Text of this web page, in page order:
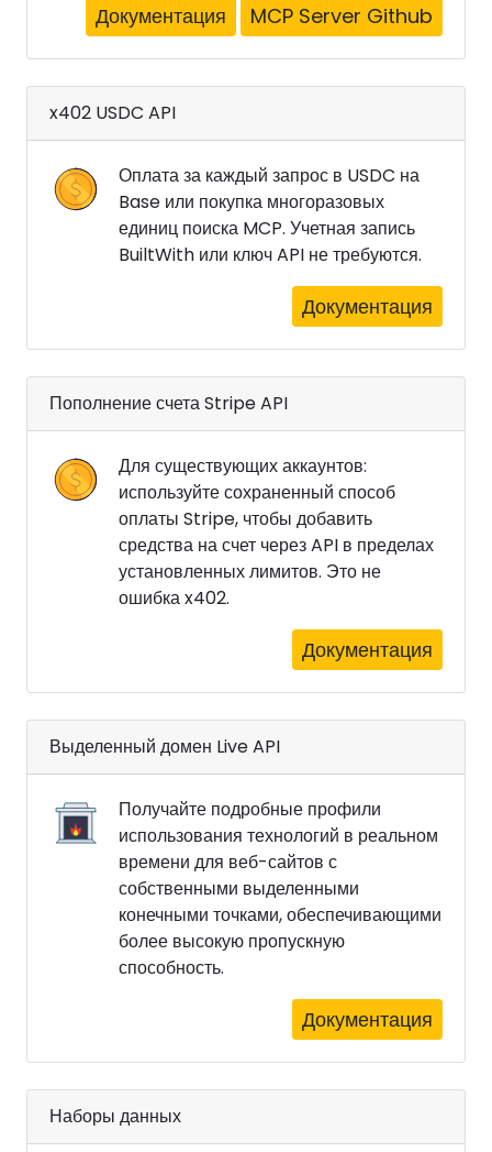
Документация MCP Server Github
x402 USDC API
Оплата за каждый запрос в USDC на
Base или покупка многоразовых
единиц поиска MCP. Учетная запись
BuiltWith или ключ API не требуются.
Документация
Пополнение счета Stripe API
Для существующих аккаунтов:
используйте сохраненный способ
оплаты Stripe, чтобы добавить
средства на счет через API в пределах
установленных лимитов. Это не
ошибка x402.
Документация
Выделенный домен Live API
Получайте подробные профили
использования технологий в реальном
времени для веб-сайтов с
собственными выделенными
конечными точками, обеспечивающими
более высокую пропускную
способность.
Документация
Наборы данных